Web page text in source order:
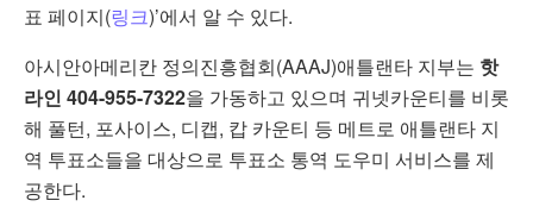
표 페이지(링크)’에서 알 수 있다.
아시안아메리칸 정의진흥협회(AAAJ)애틀랜타 지부는 핫
라인 404-955-7322을 가동하고 있으며 귀넷카운티를 비롯
해 풀턴, 포사이스, 디캡, 캅 카운티 등 메트로 애틀랜타 지
역 투표소들을 대상으로 투표소 통역 도우미 서비스를 제
공한다.